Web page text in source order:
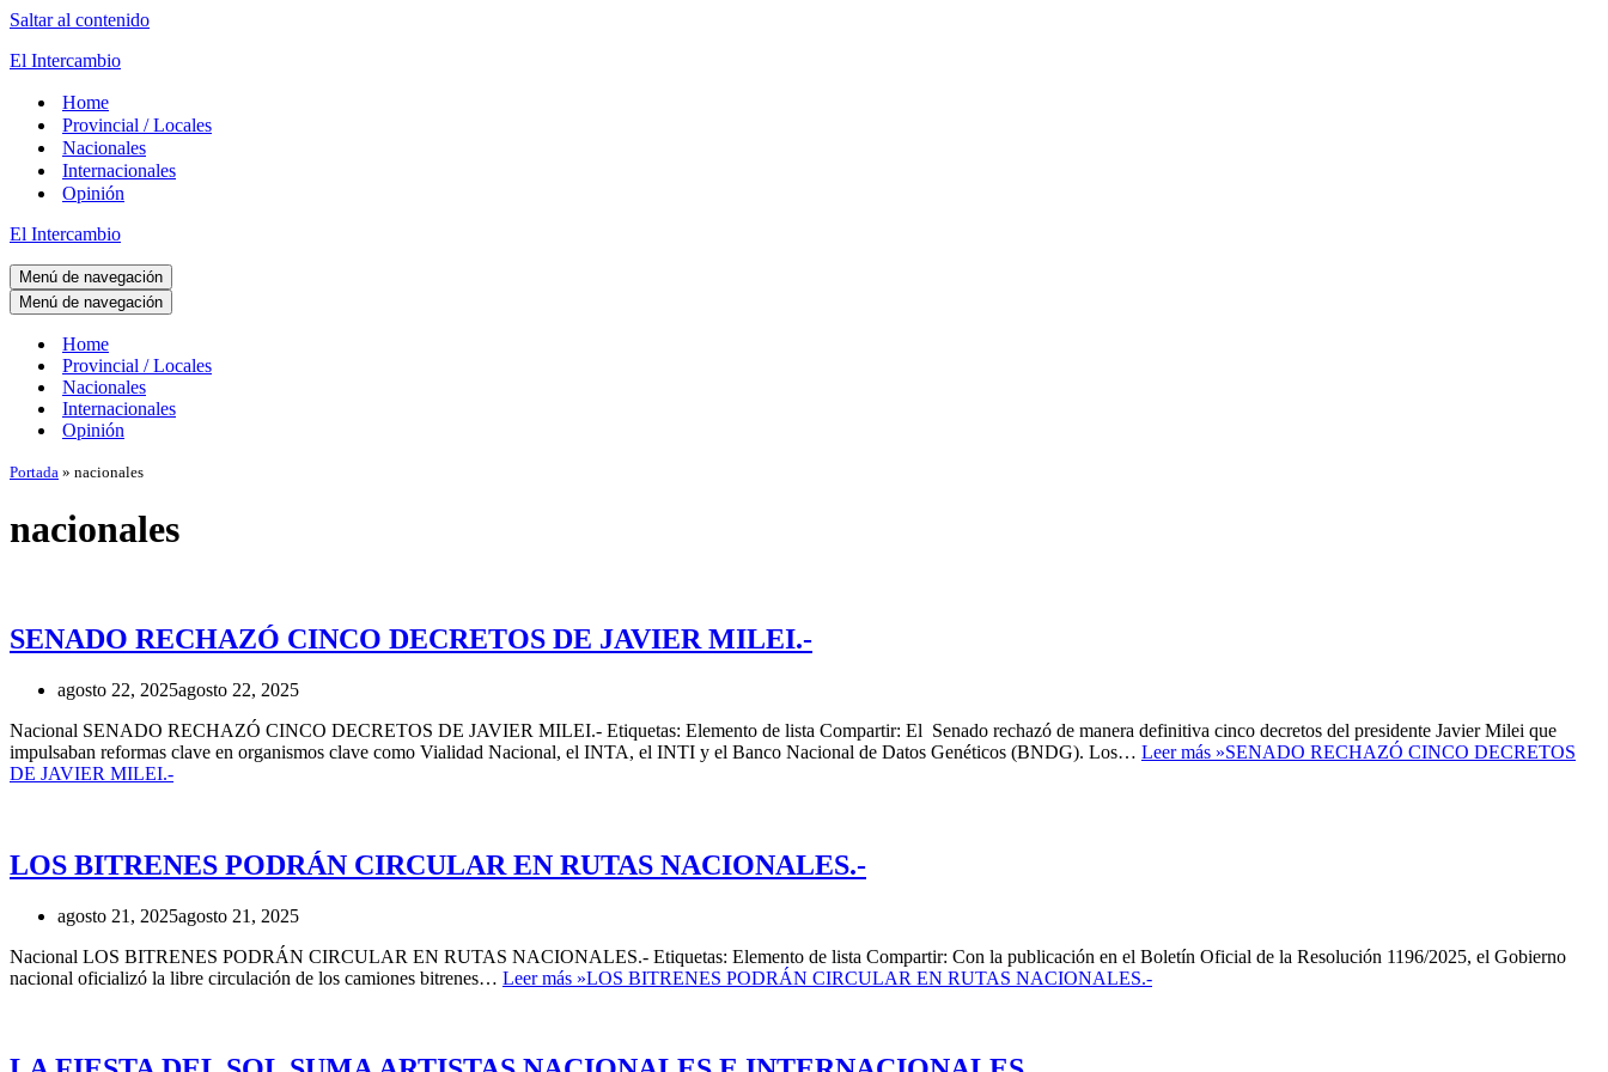
Saltar al contenido
El Intercambio
Home
Provincial / Locales
Nacionales
Internacionales
Opinión
El Intercambio
Menú de navegación
Menú de navegación
Home
Provincial / Locales
Nacionales
Internacionales
Opinión
Portada » nacionales
nacionales
SENADO RECHAZÓ CINCO DECRETOS DE JAVIER MILEI.-
agosto 22, 2025agosto 22, 2025
Nacional SENADO RECHAZÓ CINCO DECRETOS DE JAVIER MILEI.- Etiquetas: Elemento de lista Compartir: El Senado rechazó de manera definitiva cinco decretos del presidente Javier Milei que
impulsaban reformas clave en organismos clave como Vialidad Nacional, el INTA, el INTI y el Banco Nacional de Datos Genéticos (BNDG). Los… Leer más »SENADO RECHAZÓ CINCO DECRETOS
DE JAVIER MILEI.-
LOS BITRENES PODRÁN CIRCULAR EN RUTAS NACIONALES.-
agosto 21, 2025agosto 21, 2025
Nacional LOS BITRENES PODRÁN CIRCULAR EN RUTAS NACIONALES.- Etiquetas: Elemento de lista Compartir: Con la publicación en el Boletín Oficial de la Resolución 1196/2025, el Gobierno
nacional oficializó la libre circulación de los camiones bitrenes… Leer más »LOS BITRENES PODRÁN CIRCULAR EN RUTAS NACIONALES.-